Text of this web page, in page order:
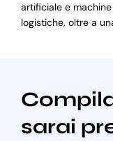
artificiale e
logistiche, oltre a
sarai